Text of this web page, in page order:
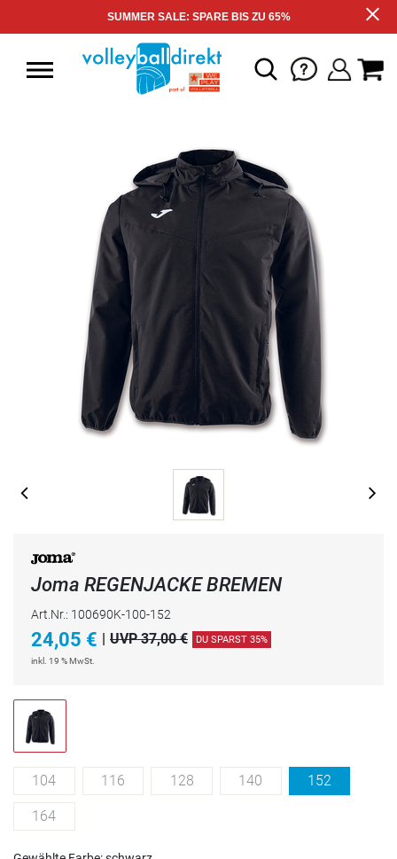
SUMMER SALE: SPARE BIS ZU 65%
Joma REGENJACKE BREMEN
Art.Nr.: 100690K-100-152
24,05 € UVP 37,00 € DU SPARST 35%
inkl. 19 % MwSt.
104 116 128 140 152
164